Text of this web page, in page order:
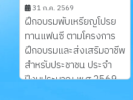
31 ก.ค. 2569
ฝึกอบรมพับเหรียญโปรย
ทานแฟนซี ตามโครงการ
ฝึกอบรมและส่งเสริมอาชีพ
สำหรับประชาชน ประจำ
ปีงบประมาณ พ.ศ.2569...